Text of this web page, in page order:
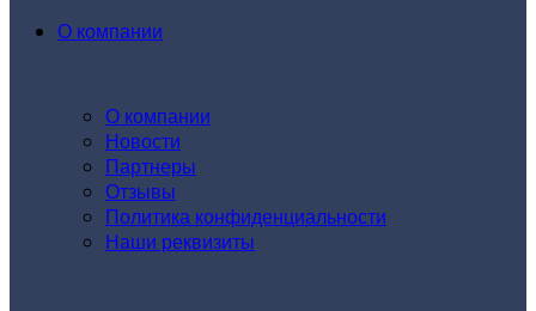
О компании
О компании
Новости
Партнеры
Отзывы
Политика конфиденциальности
Наши реквизиты